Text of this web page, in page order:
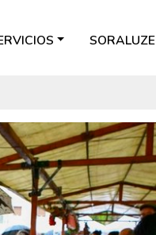
SORALUZE